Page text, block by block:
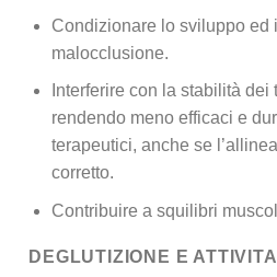
Condizionare lo sviluppo ed
malocclusione.
Interferire con la stabilità
rendendo meno efficaci e
terapeutici, anche se
corretto.
Contribuire a squilibri
DEGLUTIZIONE E